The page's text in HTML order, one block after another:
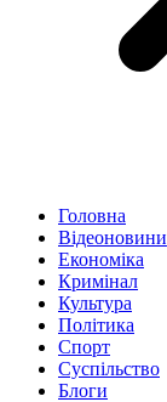
Головна
Відеоновини
Економіка
Кримінал
Культура
Політика
Спорт
Суспільство
Блоги